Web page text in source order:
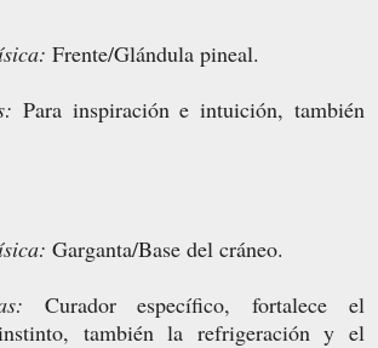
Frente/Glándula pineal.
Para inspiración e intuición, también
Garganta/Base del cráneo.
Curador específico, fortalece el
también la refrigeración y el